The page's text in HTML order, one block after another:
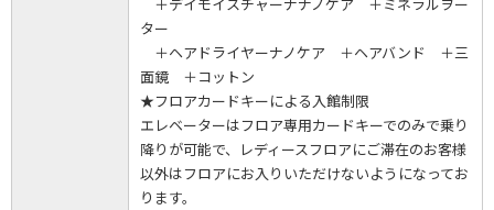
＋デイモイスチャーナナノケア ＋ミネラルヲー
ター
＋ヘアドライヤーナノケア ＋ヘアバンド ＋三
面鏡 ＋コットン
★フロアカードキーによる入館制限
エレベーターはフロア専用カードキーでのみで乗り
降りが可能で、レディースフロアにご滞在のお客様
以外はフロアにお入りいただけないようになってお
ります。